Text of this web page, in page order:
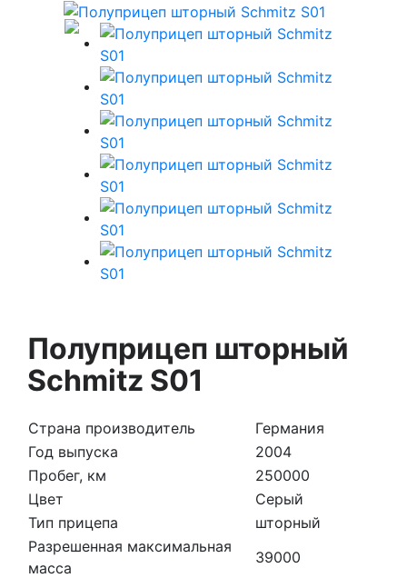
Полуприцеп шторный
Schmitz S01
Страна производитель
Германия
Год выпуска
2004
Пробег, км
250000
Цвет
Серый
Тип прицепа
шторный
Разрешенная максимальная
масса
39000